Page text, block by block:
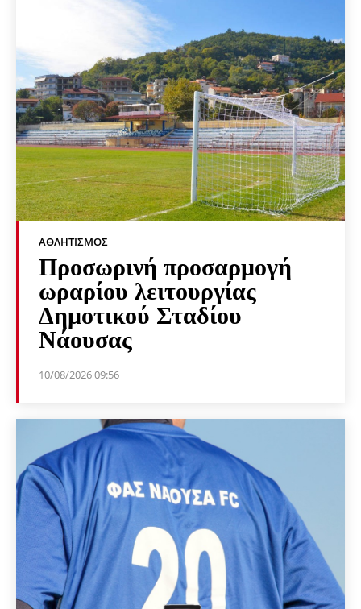
ΑΘΛΗΤΙΣΜΌΣ
Προσωρινή προσαρμογή
ωραρίου λειτουργίας
Δημοτικού Σταδίου
Νάουσας
10/08/2026 09:56